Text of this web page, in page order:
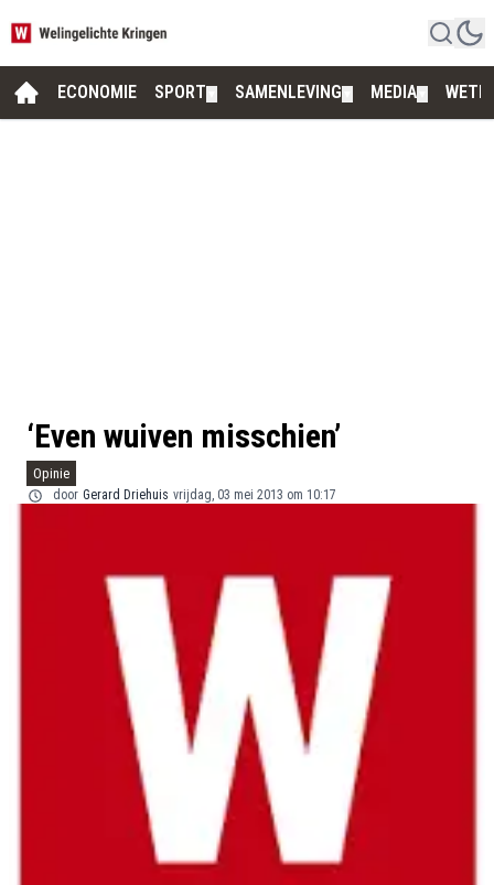
ECONOMIE SPORT SAMENLEVING MEDIA
‘Even wuiven misschien’
Opinie
door Gerard Driehuis vrijdag, 03 mei 2013 om 10:17